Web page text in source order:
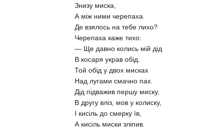
Знизу миска,
А між ними черепаха.
Де взялось на тебе лихо?
Черепаха каже тихо:
— Ще давно колись мій дід
В косаря украв обід.
Той обід у двох мисках
Над лугами смачно пах.
Дід підважив першу миску,
В другу вліз, мов у колиску,
І кисіль до смерку їв,
А кисіль миски зліпив.